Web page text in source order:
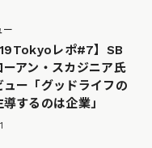
ー
レポ#7】SB
ーアン・スカジニア氏
ュー「グッドライフの
するのは企業」